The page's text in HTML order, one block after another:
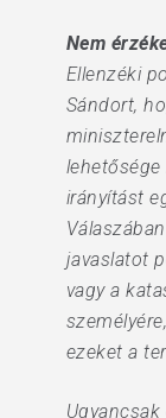
Nem
Ellenzéki
Sándort,
irányítást
javaslatot
vagy a
ezeket a